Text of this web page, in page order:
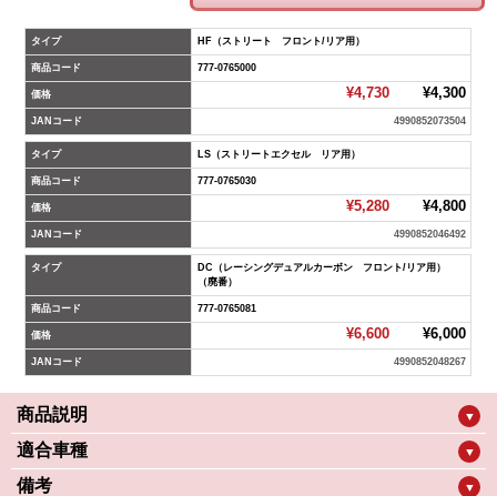
タイプ HF（ストリート フロント/リア用）
商品コード 777-0765000
価格 ¥4,730¥4,300
JANコード 4990852073504
タイプ LS（ストリートエクセル リア用）
商品コード 777-0765030
価格 ¥5,280¥4,800
JANコード 4990852046492
タイプ
DC（レーシングデュアルカーボン フロント/リア用）
（廃番）
商品コード 777-0765081
価格 ¥6,600¥6,000
JANコード 4990852048267
商品説明 ▼
適合車種 ▼
備考 ▼